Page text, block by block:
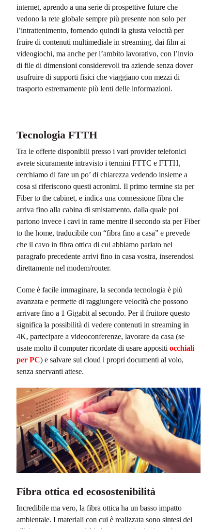
internet, aprendo a una serie di prospettive future che
vedono la rete globale sempre più presente non solo per
l’intrattenimento, fornendo quindi la giusta velocità per
fruire di contenuti multimediale in streaming, dai film ai
videogiochi, ma anche per l’ambito lavorativo, con l’invio
di file di dimensioni considerevoli tra aziende senza dover
usufruire di supporti fisici che viaggiano con mezzi di
trasporto estremamente più lenti delle informazioni.
Tecnologia FTTH
Tra le offerte disponibili presso i vari provider telefonici
avrete sicuramente intravisto i termini FTTC e FTTH,
cerchiamo di fare un po’ di chiarezza vedendo insieme a
cosa si riferiscono questi acronimi. Il primo termine sta per
Fiber to the cabinet, e indica una connessione fibra che
arriva fino alla cabina di smistamento, dalla quale poi
partono invece i cavi in rame mentre il secondo sta per Fiber
to the home, traducibile con “fibra fino a casa” e prevede
che il cavo in fibra ottica di cui abbiamo parlato nel
paragrafo precedente arrivi fino in casa vostra, inserendosi
direttamente nel modem/router.
Come è facile immaginare, la seconda tecnologia è più
avanzata e permette di raggiungere velocità che possono
arrivare fino a 1 Gigabit al secondo. Per il fruitore questo
significa la possibilità di vedere contenuti in streaming in
4K, partecipare a videoconferenze, lavorare da casa (se
usate molto il computer ricordate di usare appositi occhiali
per PC) e salvare sul cloud i propri documenti al volo,
senza snervanti attese.
Fibra ottica ed ecosostenibilità
Incredibile ma vero, la fibra ottica ha un basso impatto
ambientale. I materiali con cui è realizzata sono sintesi del